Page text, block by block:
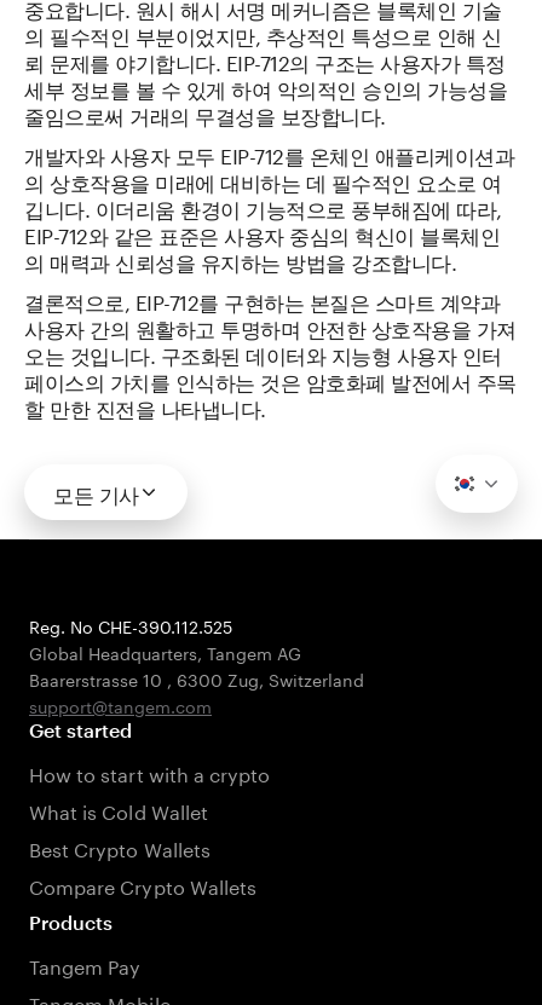
중요합니다. 원시 해시 서명 메커니즘은 블록체인 기술
의 필수적인 부분이었지만, 추상적인 특성으로 인해 신
뢰 문제를 야기합니다. EIP-712의 구조는 사용자가 특정
세부 정보를 볼 수 있게 하여 악의적인 승인의 가능성을
줄임으로써 거래의 무결성을 보장합니다.
개발자와 사용자 모두 EIP-712를 온체인 애플리케이션과
의 상호작용을 미래에 대비하는 데 필수적인 요소로 여
깁니다. 이더리움 환경이 기능적으로 풍부해짐에 따라,
EIP-712와 같은 표준은 사용자 중심의 혁신이 블록체인
의 매력과 신뢰성을 유지하는 방법을 강조합니다.
결론적으로, EIP-712를 구현하는 본질은 스마트 계약과
사용자 간의 원활하고 투명하며 안전한 상호작용을 가져
오는 것입니다. 구조화된 데이터와 지능형 사용자 인터
페이스의 가치를 인식하는 것은 암호화폐 발전에서 주목
할 만한 진전을 나타냅니다.
모든 기사
Reg. No CHE-390.112.525
Global Headquarters, Tangem AG
Baarerstrasse 10 , 6300 Zug, Switzerland
support@tangem.com
Get started
How to start with a crypto
What is Cold Wallet
Best Crypto Wallets
Compare Crypto Wallets
Products
Tangem Pay